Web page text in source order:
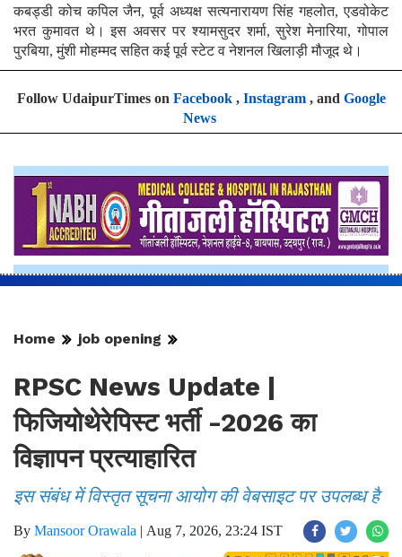
कबड्डी कोच कपिल जैन, पूर्व अध्यक्ष सत्यनारायण सिंह गहलोत, एडवोकेट
भरत कुमावत थे। इस अवसर पर श्यामसुदर शर्मा, सुरेश मेनारिया, गोपाल
पुरबिया, मुंशी मोहम्मद सहित कई पूर्व स्टेट व नेशनल खिलाड़ी मौजूद थे।
Follow UdaipurTimes on Facebook, Instagram, and Google
News
Home job opening
RPSC News Update |
फिजियोथेरेपिस्ट भर्ती -2026 का
विज्ञापन प्रत्याहारित
इस संबंध में विस्तृत सूचना आयोग की वेबसाइट पर उपलब्ध है
By Mansoor Orawala | Aug 7, 2026, 23:24 IST